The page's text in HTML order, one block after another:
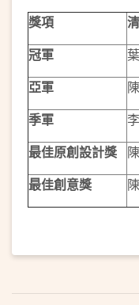
獎項
冠軍
亞軍
季軍
最佳原創設計獎
最佳創意獎